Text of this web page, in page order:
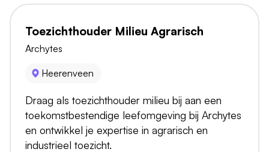
Toezichthouder Milieu Agrarisch
Archytes
Heerenveen
Draag als toezichthouder milieu bij aan een
toekomstbestendige leefomgeving bij Archytes
en ontwikkel je expertise in agrarisch en
industrieel toezicht.